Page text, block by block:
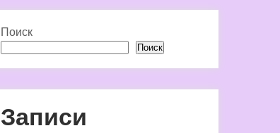
Поиск
Поиск
Записи